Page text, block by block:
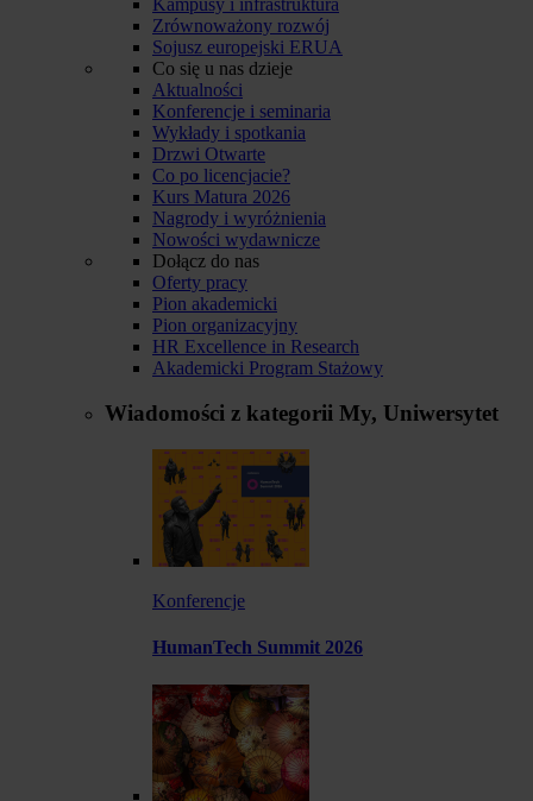
Zrównoważony rozwój
Sojusz europejski ERUA
Co się u nas dzieje
Aktualności
Konferencje i seminaria
Wykłady i spotkania
Drzwi Otwarte
Co po licencjacie?
Kurs Matura 2026
Nagrody i wyróżnienia
Nowości wydawnicze
Dołącz do nas
Oferty pracy
Pion akademicki
Pion organizacyjny
HR Excellence in Research
Akademicki Program Stażowy
Wiadomości z kategorii My, Uniwersytet
Konferencje
HumanTech Summit 2026